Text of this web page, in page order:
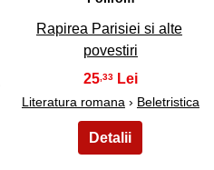
Rapirea Parisiei si alte
povestiri
25,33
Literatura romana › Beletristica